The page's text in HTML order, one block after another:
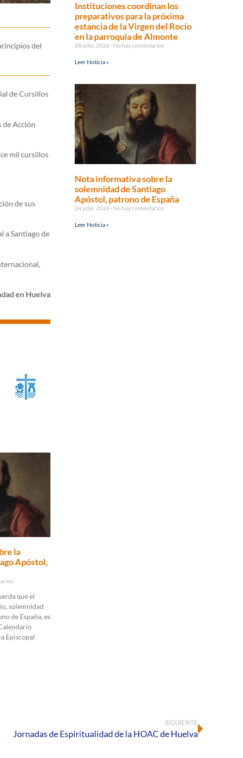
del
de Cursillos
de Acción
mil cursillos
de sus
a Santiago de
en Huelva
la
Apóstol,
que el
solemnidad
de España, es
Episcopal
Instituciones coordinan los
preparativos para la próxima
estancia de la Virgen del Rocío
en la parroquia de Almonte
28 julio, 2026 No hay comentarios
Leer Noticia »
Nota informativa sobre la
solemnidad de Santiago
Apóstol, patrono de España
24 julio, 2026 No hay comentarios
Leer Noticia »
SIGUIENTE
Jornadas de Espiritualidad de la HOAC de Huelva